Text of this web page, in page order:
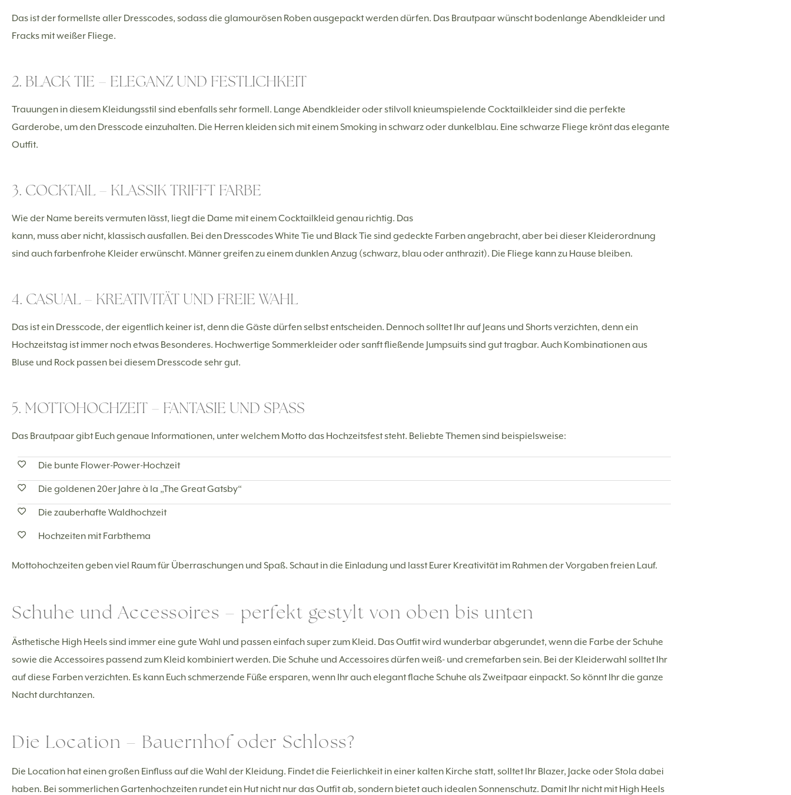
Das ist der formellste aller Dresscodes, sodass die glamourösen Roben ausgepackt werden dürfen. Das Brautpaar wünscht bodenlange Abendkleider und
Fracks mit weißer Fliege.
2. BLACK TIE – ELEGANZ UND FESTLICHKEIT
Trauungen in diesem Kleidungsstil sind ebenfalls sehr formell. Lange Abendkleider oder stilvoll knieumspielende Cocktailkleider sind die perfekte
Garderobe, um den Dresscode einzuhalten. Die Herren kleiden sich mit einem Smoking in schwarz oder dunkelblau. Eine schwarze Fliege krönt das elegante
Outfit.
3. COCKTAIL – KLASSIK TRIFFT FARBE
Wie der Name bereits vermuten lässt, liegt die Dame mit einem Cocktailkleid genau richtig. Das
kann, muss aber nicht, klassisch ausfallen. Bei den Dresscodes White Tie und Black Tie sind gedeckte Farben angebracht, aber bei dieser Kleiderordnung
sind auch farbenfrohe Kleider erwünscht. Männer greifen zu einem dunklen Anzug (schwarz, blau oder anthrazit). Die Fliege kann zu Hause bleiben.
4. CASUAL – KREATIVITÄT UND FREIE WAHL
Das ist ein Dresscode, der eigentlich keiner ist, denn die Gäste dürfen selbst entscheiden. Dennoch solltet Ihr auf Jeans und Shorts verzichten, denn ein
Hochzeitstag ist immer noch etwas Besonderes. Hochwertige Sommerkleider oder sanft fließende Jumpsuits sind gut tragbar. Auch Kombinationen aus
Bluse und Rock passen bei diesem Dresscode sehr gut.
5. MOTTOHOCHZEIT – FANTASIE UND SPASS
Das Brautpaar gibt Euch genaue Informationen, unter welchem Motto das Hochzeitsfest steht. Beliebte Themen sind beispielsweise:
Die bunte Flower-Power-Hochzeit
Die goldenen 20er Jahre à la „The Great Gatsby“
Die zauberhafte Waldhochzeit
Hochzeiten mit Farbthema
Mottohochzeiten geben viel Raum für Überraschungen und Spaß. Schaut in die Einladung und lasst Eurer Kreativität im Rahmen der Vorgaben freien Lauf.
Schuhe und Accessoires – perfekt gestylt von oben bis unten
Ästhetische High Heels sind immer eine gute Wahl und passen einfach super zum Kleid. Das Outfit wird wunderbar abgerundet, wenn die Farbe der Schuhe
sowie die Accessoires passend zum Kleid kombiniert werden. Die Schuhe und Accessoires dürfen weiß- und cremefarben sein. Bei der Kleiderwahl solltet Ihr
auf diese Farben verzichten. Es kann Euch schmerzende Füße ersparen, wenn Ihr auch elegant flache Schuhe als Zweitpaar einpackt. So könnt Ihr die ganze
Nacht durchtanzen.
Die Location – Bauernhof oder Schloss?
Die Location hat einen großen Einfluss auf die Wahl der Kleidung. Findet die Feierlichkeit in einer kalten Kirche statt, solltet Ihr Blazer, Jacke oder Stola dabei
haben. Bei sommerlichen Gartenhochzeiten rundet ein Hut nicht nur das Outfit ab, sondern bietet auch idealen Sonnenschutz. Damit Ihr nicht mit High Heels